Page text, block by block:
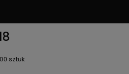
sztuk